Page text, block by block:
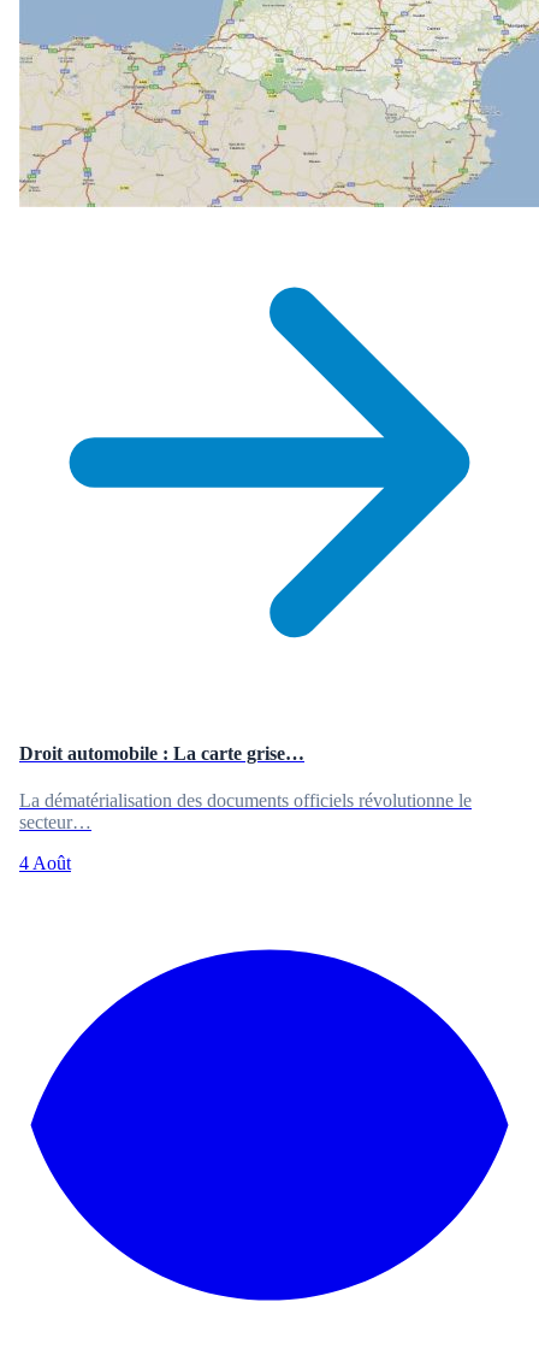
Droit automobile : La carte grise…
La dématérialisation des documents officiels révolutionne le
secteur…
4 Août